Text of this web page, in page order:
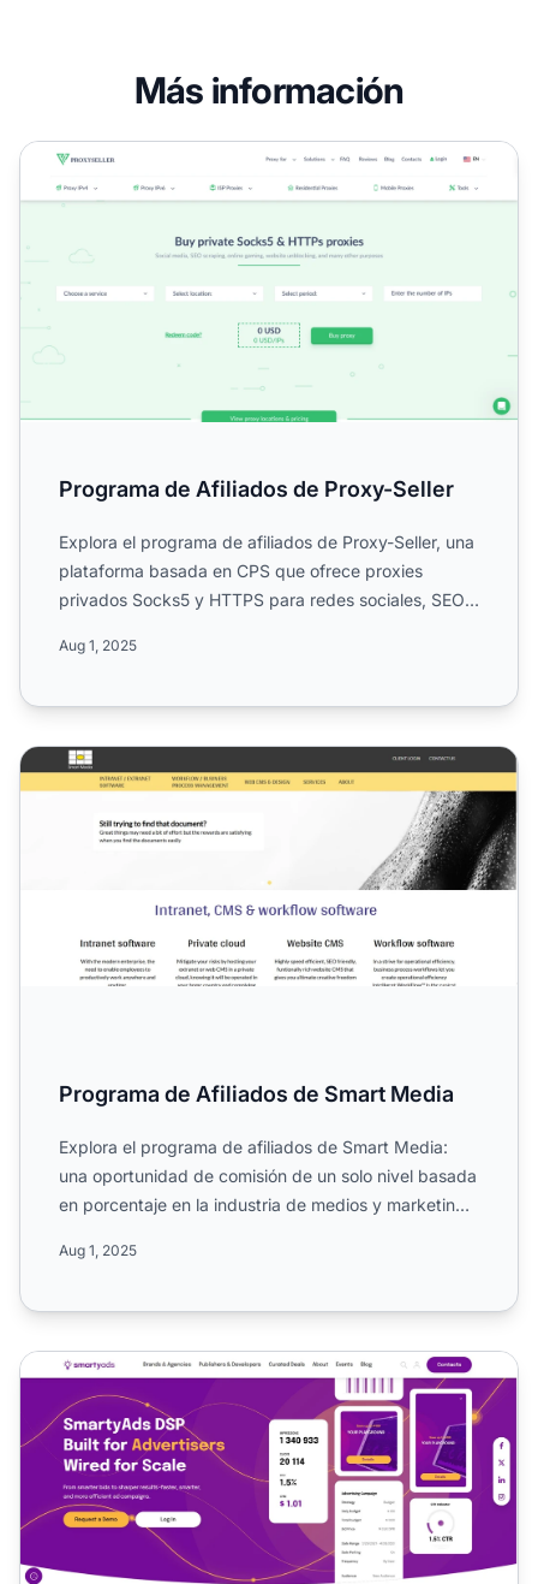
Más información
Programa de Afiliados de Proxy-Seller
Programa de Afiliados de Proxy-Seller
Explora el programa de afiliados de Proxy-Seller, una
plataforma basada en CPS que ofrece proxies
privados Socks5 y HTTPS para redes sociales, SEO,
Aug 1, 2025
Programa de Afiliados de Smart Media
Programa de Afiliados de Smart Media
Explora el programa de afiliados de Smart Media:
una oportunidad de comisión de un solo nivel basada
en porcentaje en la industria de medios y marketing.
Aug 1, 2025
Programa de Afiliados de SmartyAds